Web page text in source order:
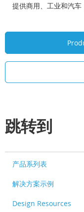
提供商用、工业和汽
跳转到
产品系列表
解决方案示例
Design Resources